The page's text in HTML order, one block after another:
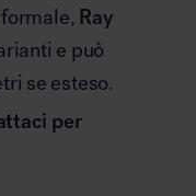
Ray
e può
se esteso.
per